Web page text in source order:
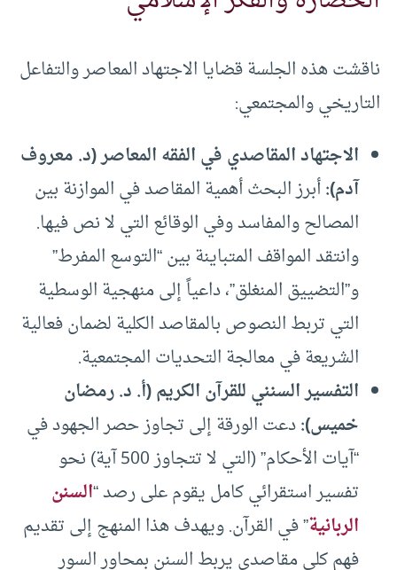
ناقشت هذه الجلسة قضايا الاجتهاد المعاصر والتفاعل
التاريخي والمجتمعي:
الاجتهاد المقاصدي في الفقه المعاصر (د. معروف
آدم):أبرز البحث أهمية المقاصد في الموازنة بين
المصالح والمفاسد وفي الوقائع التي لا نص فيها.
وانتقد المواقف المتباينة بين “التوسع المفرط”
و”التضييق المنغلق”، داعياً إلى منهجية الوسطية
التي تربط النصوص بالمقاصد الكلية لضمان فعالية
الشريعة في معالجة التحديات المجتمعية.
التفسير السنني للقرآن الكريم (أ. د. رمضان
خميس):دعت الورقة إلى تجاوز حصر الجهود في
“آيات الأحكام” (التي لا تتجاوز 500 آية) نحو
تفسير استقرائي كامل يقوم على رصد “السنن
الربانية” في القرآن. ويهدف هذا المنهج إلى تقديم
فهم كلي مقاصدي يربط السنن بمحاور السور